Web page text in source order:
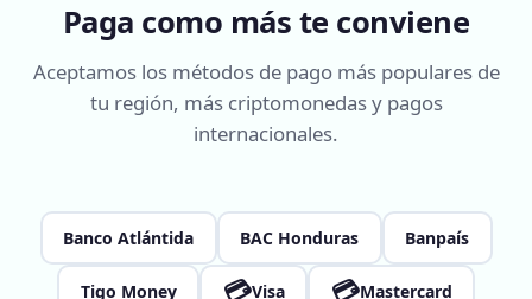
Paga como más te conviene
Aceptamos los métodos de pago más populares de
tu región, más criptomonedas y pagos
internacionales.
Banco Atlántida BAC Honduras Banpaís
Tigo Money 💳Visa 💳Mastercard